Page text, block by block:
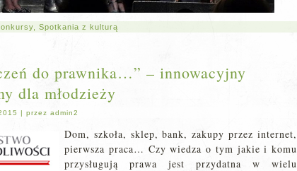
Spotkania z kulturą
do prawnika…” – innowacyjny
dla młodzieży
| przez admin2
Dom, szkoła, sklep, bank, zakupy przez internet,
pierwsza praca… Czy wiedza o tym jakie i komu
przysługują prawa jest przydatna w wielu